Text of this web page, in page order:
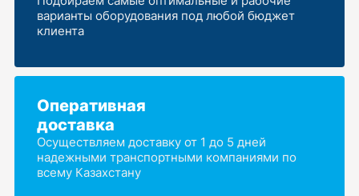
варианты оборудования под любой бюджет
клиента
Оперативная
доставка
Осуществляем доставку от 1 до 5 дней
надежными транспортными компаниями по
всему Казахстану